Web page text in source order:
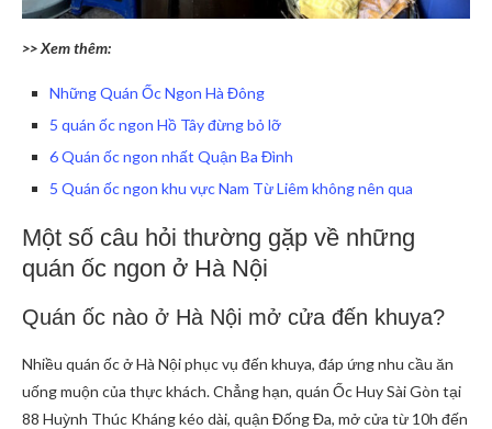
>> Xem thêm:
Những Quán Ốc Ngon Hà Đông
5 quán ốc ngon Hồ Tây đừng bỏ lỡ
6 Quán ốc ngon nhất Quận Ba Đình
5 Quán ốc ngon khu vực Nam Từ Liêm không nên qua
Một số câu hỏi thường gặp về những
quán ốc ngon ở Hà Nội
Quán ốc nào ở Hà Nội mở cửa đến khuya?
Nhiều quán ốc ở Hà Nội phục vụ đến khuya, đáp ứng nhu cầu ăn
uống muộn của thực khách. Chẳng hạn, quán Ốc Huy Sài Gòn tại
88 Huỳnh Thúc Kháng kéo dài, quận Đống Đa, mở cửa từ 10h đến